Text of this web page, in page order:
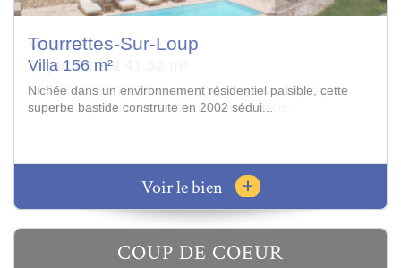
Vence
Appartement 41.52 m²
OFFRE ACCEPTEE Exclusivité Vence Immo, à quelques
minutes à pied du centre-ville de Vence, déco...
Voir le bien +
COUP DE COEUR